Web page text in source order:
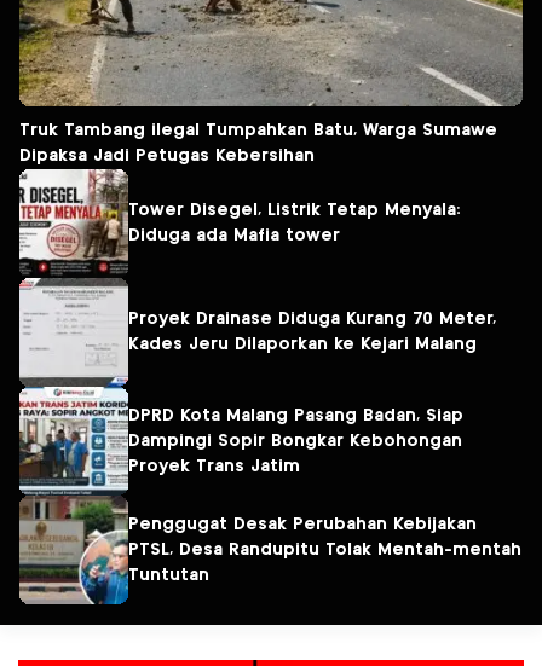
Truk Tambang ilegal Tumpahkan Batu, Warga Sumawe
Dipaksa Jadi Petugas Kebersihan
Tower Disegel, Listrik Tetap Menyala:
Diduga ada Mafia tower
Proyek Drainase Diduga Kurang 70 Meter,
Kades Jeru Dilaporkan ke Kejari Malang
DPRD Kota Malang Pasang Badan, Siap
Dampingi Sopir Bongkar Kebohongan
Proyek Trans Jatim
Penggugat Desak Perubahan Kebijakan
PTSL, Desa Randupitu Tolak Mentah-mentah
Tuntutan